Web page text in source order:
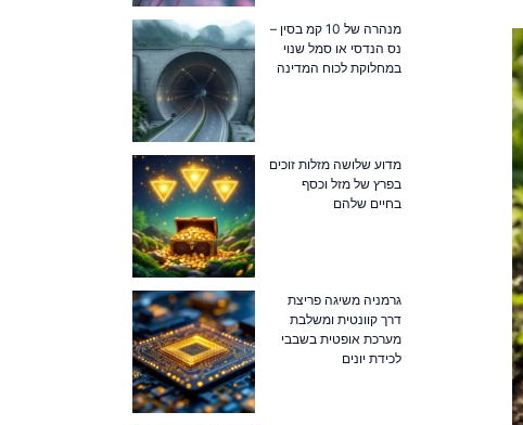
מנהרה של 10 קמ בסין –
נס הנדסי או סמל שנוי
במחלוקת לכוח המדינה
מדוע שלושה מזלות זוכים
בפרץ של מזל וכסף
בחיים שלהם
גרמניה משיגה פריצת
דרך קוונטית ומשלבת
מערכת אופטית בשבבי
לכידת יונים